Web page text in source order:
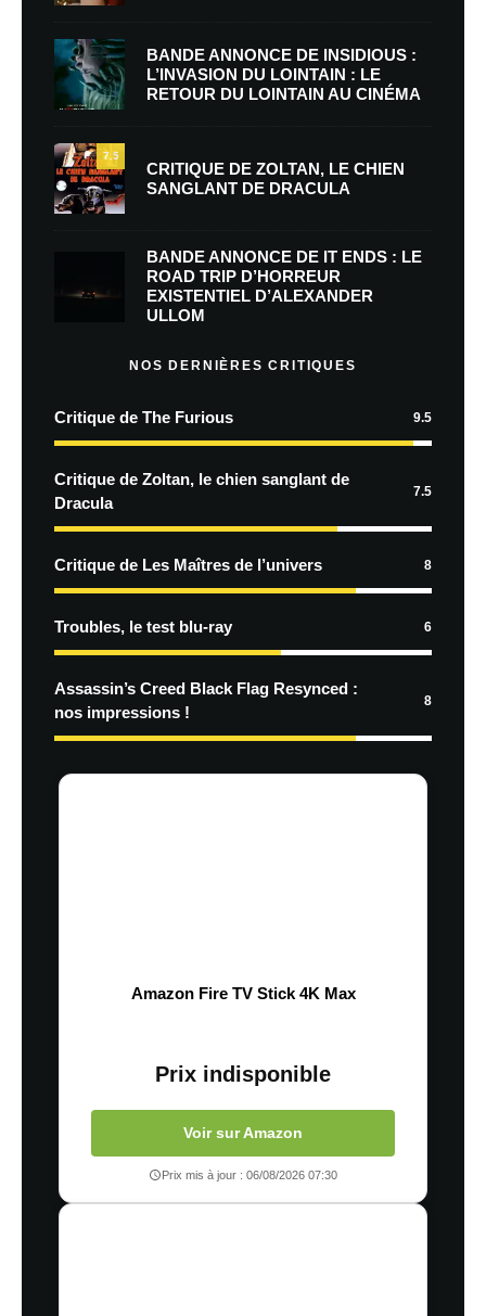
BANDE ANNONCE DE INSIDIOUS :
L’INVASION DU LOINTAIN : LE
RETOUR DU LOINTAIN AU CINÉMA
7.5
CRITIQUE DE ZOLTAN, LE CHIEN
SANGLANT DE DRACULA
BANDE ANNONCE DE IT ENDS : LE
ROAD TRIP D’HORREUR
EXISTENTIEL D’ALEXANDER
ULLOM
NOS DERNIÈRES CRITIQUES
Critique de The Furious 9.5
Critique de Zoltan, le chien sanglant de
Dracula
7.5
Critique de Les Maîtres de l’univers 8
Troubles, le test blu-ray 6
Assassin’s Creed Black Flag Resynced :
nos impressions !
8
Amazon Fire TV Stick 4K Max
Prix indisponible
Voir sur Amazon
Prix mis à jour : 06/08/2026 07:30